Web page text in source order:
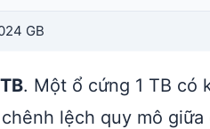
GB
. Một ổ cứng 1 TB có
lệch quy mô giữa